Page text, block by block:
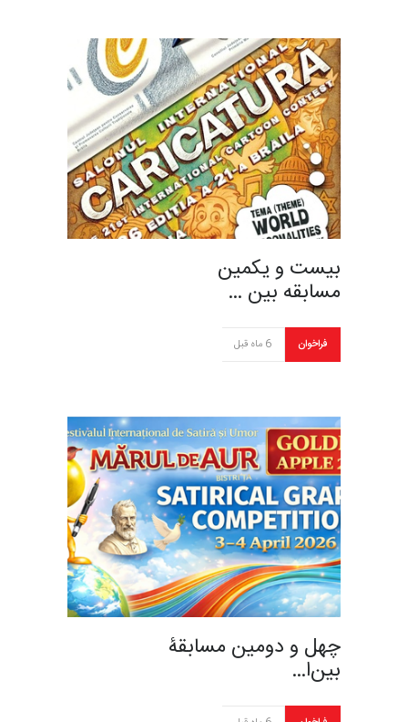
بیست و یکمین
مسابقه بین …
فراخوان 6 ماه قبل
چهل و دومین مسابقۀ
بین‌ا…